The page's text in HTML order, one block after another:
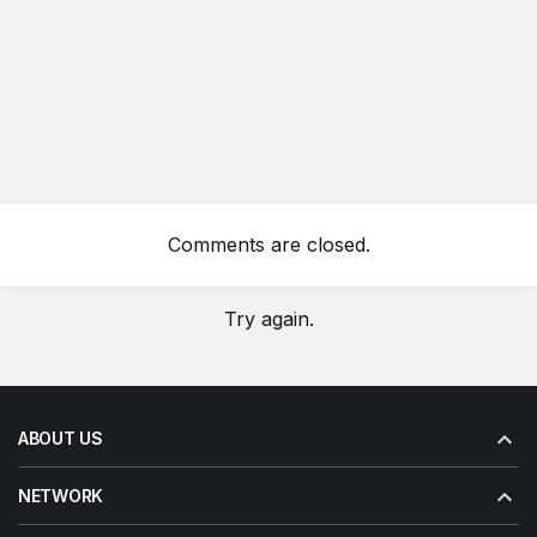
Comments are closed.
Try again.
ABOUT US
NETWORK